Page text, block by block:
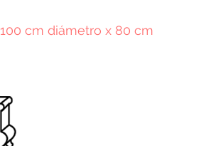
100 cm diámetro x 80 cm